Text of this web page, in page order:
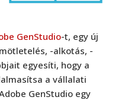
GenStudio-t, egy új
-alkotás, -
egyesíti, hogy a
a vállalati
GenStudio egy